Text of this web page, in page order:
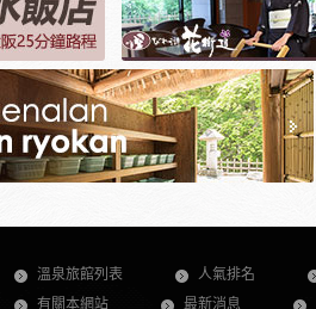
溫泉旅館列表 人氣排名
有關本網站
最新消息